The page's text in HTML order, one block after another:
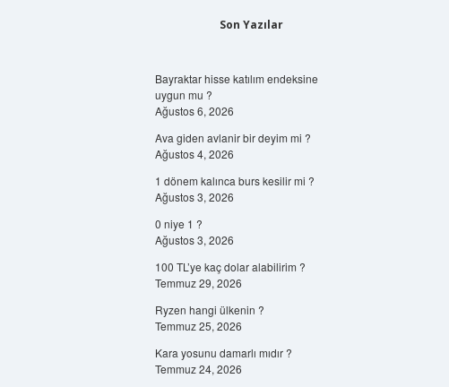
Son Yazılar
Bayraktar hisse katılım endeksine
uygun mu ?
Ağustos 6, 2026
Ava giden avlanir bir deyim mi ?
Ağustos 4, 2026
1 dönem kalınca burs kesilir mi ?
Ağustos 3, 2026
0 niye 1 ?
Ağustos 3, 2026
100 TL’ye kaç dolar alabilirim ?
Temmuz 29, 2026
Ryzen hangi ülkenin ?
Temmuz 25, 2026
Kara yosunu damarlı mıdır ?
Temmuz 24, 2026